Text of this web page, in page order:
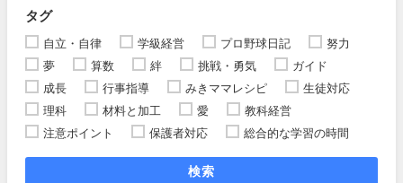
タグ
自立・自律 学級経営 プロ野球日記
努力
夢
算数 絆 挑戦・勇気
ガイド
成長
行事指導 みきママレシピ
生徒対応
理科
材料と加工 愛
教科経営
注意ポイント
保護者対応 総合的な学習の時間
検索